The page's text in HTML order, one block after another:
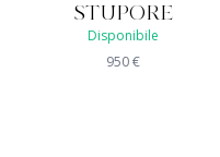
STUPORE
Disponibile
950€